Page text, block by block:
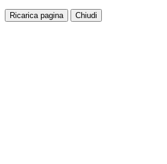
Ricarica pagina Chiudi